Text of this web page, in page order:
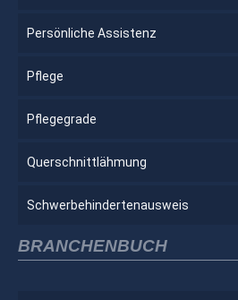
Persönliche Assistenz
Pflege
Pflegegrade
Querschnittlähmung
Schwerbehindertenausweis
BRANCHENBUCH